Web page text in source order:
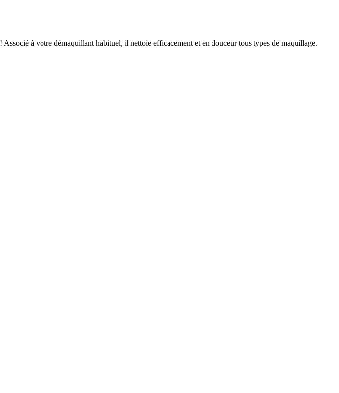
! Associé à votre démaquillant habituel, il nettoie efficacement et en douceur tous types de maquillage.